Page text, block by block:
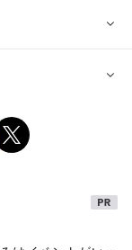
により変更にな